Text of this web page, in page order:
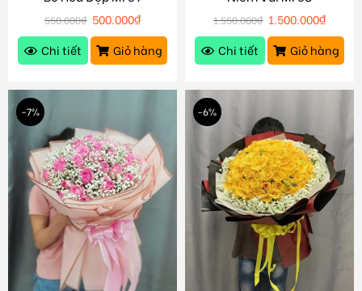
550.000₫ 500.000₫
Chi tiết
Giỏ hàng
1.550.000₫ 1.500.000₫
Chi tiết
Giỏ hàng
-7% -6%